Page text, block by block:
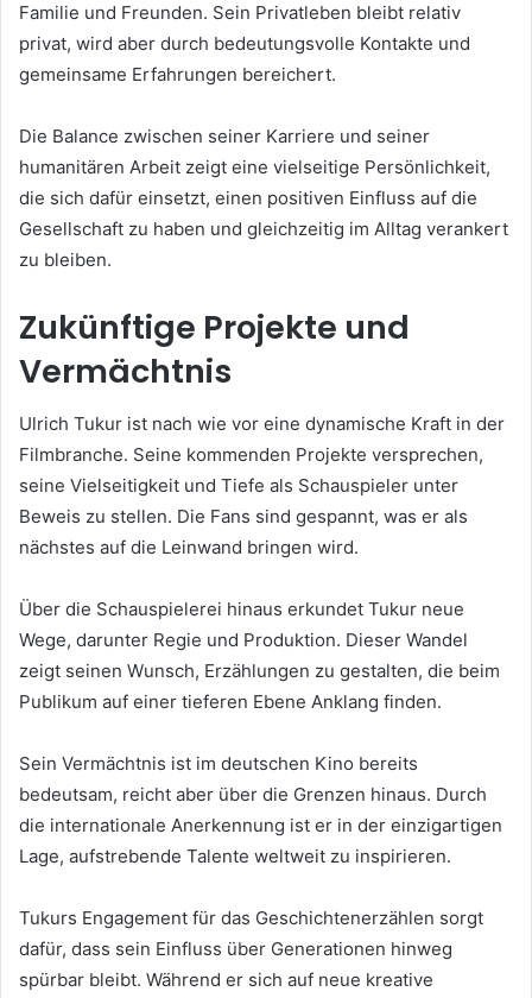
Familie und Freunden. Sein Privatleben bleibt relativ
privat, wird aber durch bedeutungsvolle Kontakte und
gemeinsame Erfahrungen bereichert.
Die Balance zwischen seiner Karriere und seiner
humanitären Arbeit zeigt eine vielseitige Persönlichkeit,
die sich dafür einsetzt, einen positiven Einfluss auf die
Gesellschaft zu haben und gleichzeitig im Alltag verankert
zu bleiben.
Zukünftige Projekte und
Vermächtnis
Ulrich Tukur ist nach wie vor eine dynamische Kraft in der
Filmbranche. Seine kommenden Projekte versprechen,
seine Vielseitigkeit und Tiefe als Schauspieler unter
Beweis zu stellen. Die Fans sind gespannt, was er als
nächstes auf die Leinwand bringen wird.
Über die Schauspielerei hinaus erkundet Tukur neue
Wege, darunter Regie und Produktion. Dieser Wandel
zeigt seinen Wunsch, Erzählungen zu gestalten, die beim
Publikum auf einer tieferen Ebene Anklang finden.
Sein Vermächtnis ist im deutschen Kino bereits
bedeutsam, reicht aber über die Grenzen hinaus. Durch
die internationale Anerkennung ist er in der einzigartigen
Lage, aufstrebende Talente weltweit zu inspirieren.
Tukurs Engagement für das Geschichtenerzählen sorgt
dafür, dass sein Einfluss über Generationen hinweg
spürbar bleibt. Während er sich auf neue kreative